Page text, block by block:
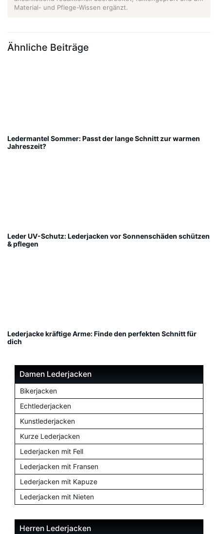
Material- und Pflege-Wissen ergänzt.
Ähnliche Beiträge
Ledermantel Sommer: Passt der lange Schnitt zur warmen
Jahreszeit?
Leder UV-Schutz: Lederjacken vor Sonnenschäden schützen
& pflegen
Lederjacke kräftige Arme: Finde den perfekten Schnitt für
dich
Damen Lederjacken
Bikerjacken
Echtlederjacken
Kunstlederjacken
Kurze Lederjacken
Lederjacken mit Fell
Lederjacken mit Fransen
Lederjacken mit Kapuze
Lederjacken mit Nieten
Herren Lederjacken